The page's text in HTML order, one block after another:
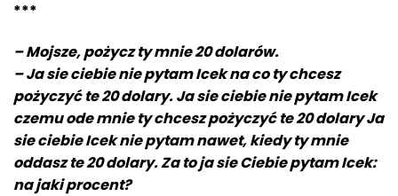
***
– Mojsze, pożycz ty mnie 20 dolarów.
– Ja sie ciebie nie pytam Icek na co ty chcesz
pożyczyć te 20 dolary. Ja sie ciebie nie pytam Icek
czemu ode mnie ty chcesz pożyczyć te 20 dolary Ja
sie ciebie Icek nie pytam nawet, kiedy ty mnie
oddasz te 20 dolary. Za to ja sie Ciebie pytam Icek:
na jaki procent?